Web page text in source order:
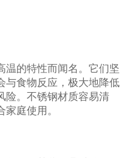
温的特性而闻名。它们坚
与食物反应，极大地降低
险。不锈钢材质容易清
庭使用。